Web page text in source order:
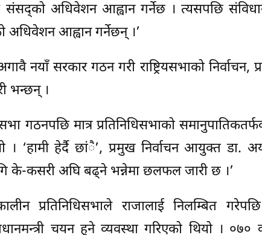
संसद्को अधिवेशन आह्वान गर्नेछ । त्यसपछि
अधिवेशन आह्वान गर्नेछन् ।’
नयाँ सरकार गठन गरी राष्ट्रियसभाको निर्वाचन,
भन्छन् ।
गठनपछि मात्र प्रतिनिधिसभाको
। ‘हामी हेर्दै छांै’, प्रमुख निर्वाचन आयुक्त डा.
के-कसरी अघि बढ्ने भन्नेमा छलफल जारी छ ।’
प्रतिनिधिसभाले राजालाई निलम्बित
चयन हुने व्यवस्था गरिएको थियो । ०७०